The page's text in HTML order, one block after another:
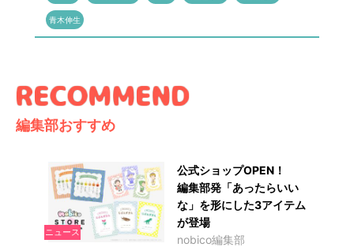
青木伸生
編集部おすすめ
ニュース
公式ショップOPEN！
編集部発「あったらいい
な」を形にした3アイテム
が登場
nobico編集部